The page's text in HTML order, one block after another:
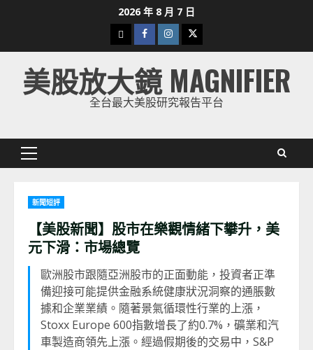
2026 年 8 月 7 日
下
載
美
股
Facebook
Instagram
Twitter
美股放大鏡 MAGNIFIER
全台最大美股研究報告平台
Primary
新聞短評
【美股新聞】股市在樂觀情緒下攀升，美
元下滑：市場總覽
歐洲股市跟隨亞洲股市的正面動能，投資者正準
備迎接可能提供金融系統健康狀況洞察的通脹數
據和企業業績。隨著景氣循環性行業的上漲，
Stoxx Europe 600指數增長了約0.7%，礦業和汽
車製造商領先上漲。經過假期後的交易中，S&P